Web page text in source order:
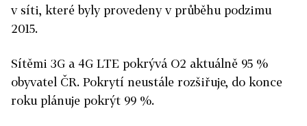
v síti, které byly provedeny v průběhu podzimu
2015.
Sítěmi 3G a 4G LTE pokrývá O2 aktuálně 95 %
obyvatel ČR. Pokrytí neustále rozšiřuje, do konce
roku plánuje pokrýt 99 %.